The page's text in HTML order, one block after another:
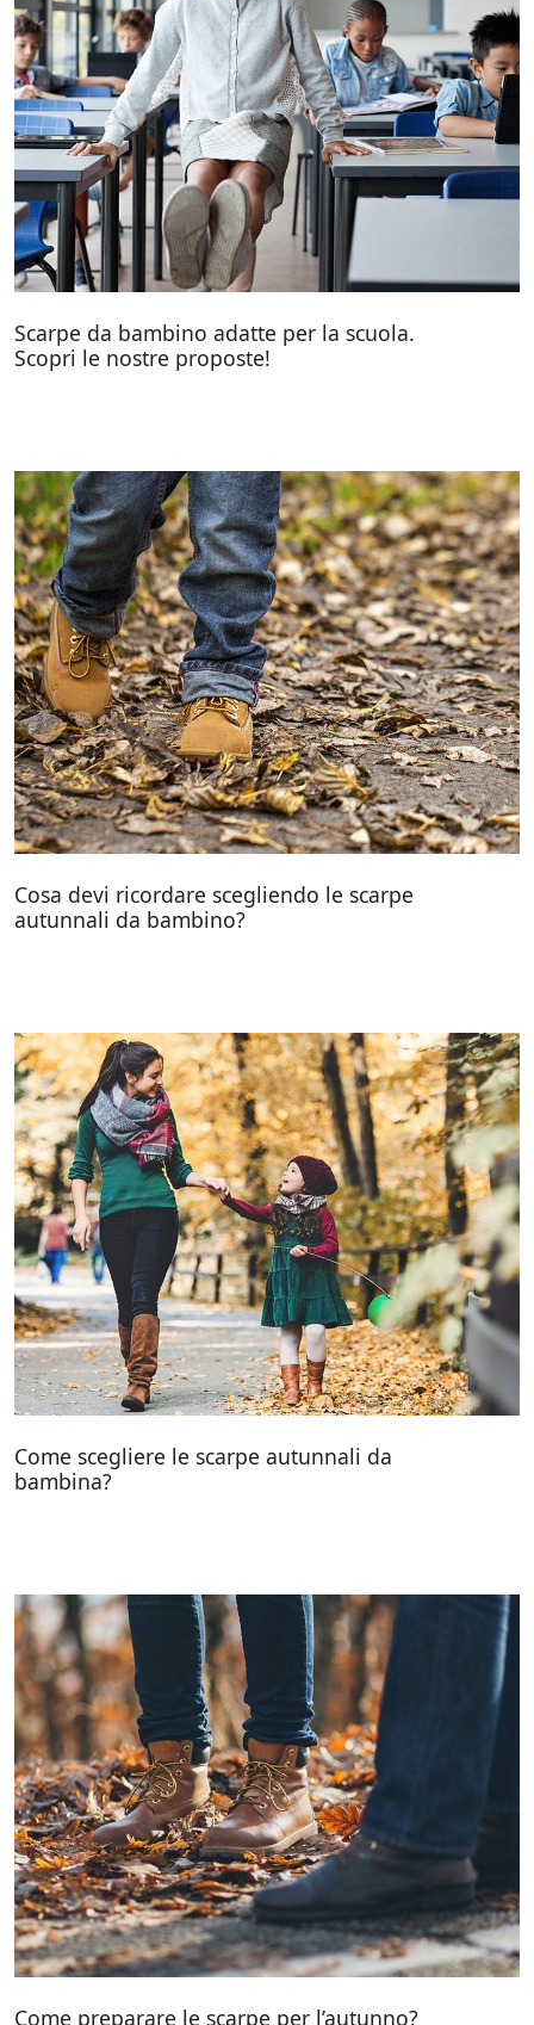
Scarpe da bambino adatte per la scuola.
Scopri le nostre proposte!
Cosa devi ricordare scegliendo le scarpe
autunnali da bambino?
Come scegliere le scarpe autunnali da
bambina?
Come preparare le scarpe per l’autunno?